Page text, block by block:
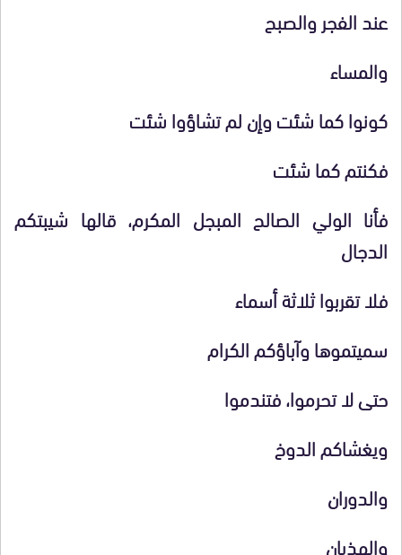
عند الفجر والصبح
والمساء
كونوا كما شئت وإن لم تشاؤوا شئت
فكنتم كما شئت
فأنا الولي الصالح المبجل المكرم، قالها شيبتكم
الدجال
فلا تقربوا ثلاثة أسماء
سميتموها وآباؤكم الكرام
حتى لا تحرموا، فتندموا
ويغشاكم الدوخ
والدوران
والهذيان